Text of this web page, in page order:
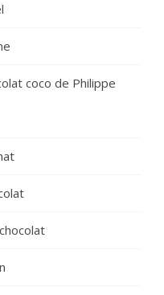
coco de Philippe